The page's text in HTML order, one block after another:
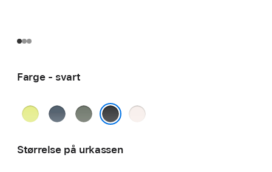
Farge - svart
neongulankerblågrønngrå
svak
Størrelse på urkassen